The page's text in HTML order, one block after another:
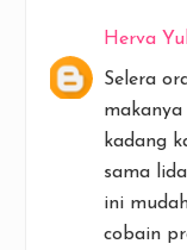
Herva
Selera
kadang
sama
ini
cobain